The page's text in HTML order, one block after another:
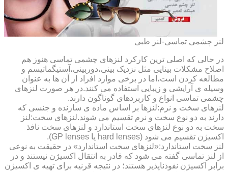
لنز چشمی تماسی-لنز طبی
در حالی که اصلی ترین کارکرد لنزهای چشمی تماسی هنوز هم
اصلاح مشکلات بینایی مثل نزدیک بینی،دوربینی،آستیگماتیسم و
مطالعه کردن است،اما در برخی موارد افراد از آن ها به عنوان
وسیله ی آرایشی و زیبایی استفاده می کنند.در هر صورت لنزهای
چشمی تماسی انواع و کاربردهای گوناگون دارند.
لنزهای سخت و نرم:لنزها بر اساس ماده ی سازنده و جنسی که
دارند به دو نوع سخت و نرم تقسیم می شوند.لنزهای سخت:لنز
سخت به دو نوع لنزهای سخت استاندارد و لنزهای سخت نافذ
اکسیژن تقسیم می شود (hard lenses یا GP lenses).
لنز سخت استاندارد:«لنزهای سخت استاندارد» در حقیقت به نوعی
از لنز تماسی گفته می شود که قادر به انتقال اکسیژن نیستند و در
برابر اکسیژن نفوذناپذیر هستند؛ در نتیجه قرنیه برای تهیه ی اکسیژن